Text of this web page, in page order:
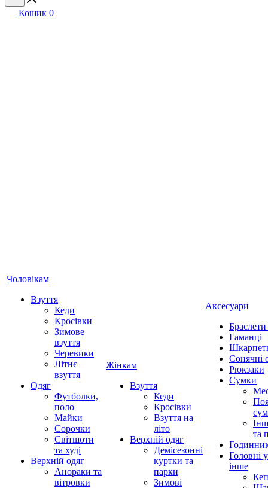
Кошик 0
Чоловікам
Взуття
Кеди
Кросівки
Зимове
взуття
Черевики
Літнє
взуття
Одяг
Футболки,
поло
Майки
Сорочки
Світшоти
та худі
Верхній одяг
Анораки та
вітровки
Жінкам
Взуття
Кеди
Кросівки
Взуття на
літо
Верхній одяг
Демісезонні
куртки та
парки
Зимові
Аксесуари
Гаманці
Сонячні
Рюкзаки
Сумки
та
Головні
інше